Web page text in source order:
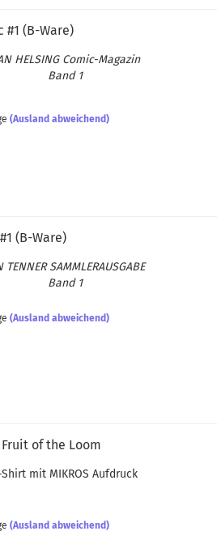
#1 (B-​Ware)
HEL­SING Comic-​Magazin
Band 1
(Ausland abweichend)
(B-​Ware)
TEN­NER SAMM­LER­AUS­GA­BE
Band 1
(Ausland abweichend)
Fruit of the Loom
​Shirt mit MI­KROS Auf­druck
(Ausland abweichend)